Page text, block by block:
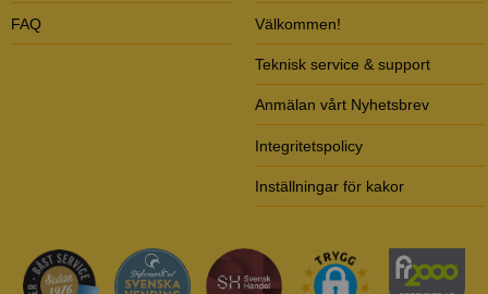
FAQ Välkommen!
Teknisk service & support
Anmälan vårt Nyhetsbrev
Integritetspolicy
Inställningar för kakor